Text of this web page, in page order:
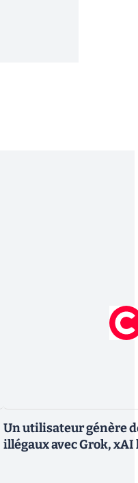
Un utilisateur génère
illégaux avec Grok,